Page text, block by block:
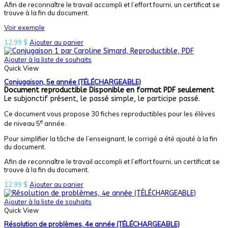
Afin de reconnaître le travail accompli et l’effort fourni, un certificat se
trouve à la fin du document.
Voir exemple
12,99 $ Ajouter au panier
Ajouter à la liste de souhaits
Quick View
Conjugaison, 5e année (TÉLÉCHARGEABLE)
Document reproductible Disponible en format PDF seulement
Le subjonctif présent, le passé simple, le participe passé.
Ce document vous propose 30 fiches reproductibles pour les élèves
de niveau 5e année.
Pour simplifier la tâche de l’enseignant, le corrigé a été ajouté à la fin
du document.
Afin de reconnaître le travail accompli et l’effort fourni, un certificat se
trouve à la fin du document.
12,99 $ Ajouter au panier
Ajouter à la liste de souhaits
Quick View
Résolution de problèmes, 4e année (TÉLÉCHARGEABLE)